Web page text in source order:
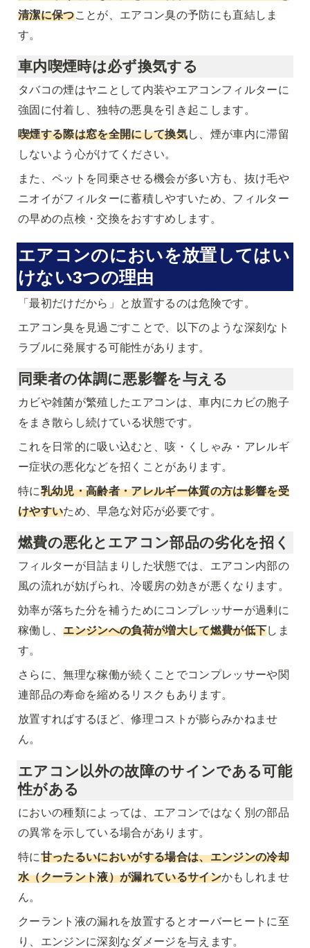
清潔に保つことが、エアコン臭の予防にも直結しま
す。
車内喫煙時は必ず換気する
タバコの煙はヤニとして内装やエアコンフィルターに
強固に付着し、独特の悪臭を引き起こします。
喫煙する際は窓を全開にして換気し、煙が車内に滞留
しないよう心がけてください。
また、ペットを同乗させる機会が多い方も、抜け毛や
ニオイがフィルターに蓄積しやすいため、フィルター
の早めの点検・交換をおすすめします。
エアコンのにおいを放置してはい
けない3つの理由
「最初だけだから」と放置するのは危険です。
エアコン臭を見過ごすことで、以下のような深刻なト
ラブルに発展する可能性があります。
同乗者の体調に悪影響を与える
カビや雑菌が繁殖したエアコンは、車内にカビの胞子
をまき散らし続けている状態です。
これを日常的に吸い込むと、咳・くしゃみ・アレルギ
ー症状の悪化などを招くことがあります。
特に乳幼児・高齢者・アレルギー体質の方は影響を受
けやすいため、早急な対応が必要です。
燃費の悪化とエアコン部品の劣化を招く
フィルターが目詰まりした状態では、エアコン内部の
風の流れが妨げられ、冷暖房の効きが悪くなります。
効率が落ちた分を補うためにコンプレッサーが過剰に
稼働し、エンジンへの負荷が増大して燃費が低下しま
す。
さらに、無理な稼働が続くことでコンプレッサーや関
連部品の寿命を縮めるリスクもあります。
放置すればするほど、修理コストが膨らみかねませ
ん。
エアコン以外の故障のサインである可能
性がある
においの種類によっては、エアコンではなく別の部品
の異常を示している場合があります。
特に甘ったるいにおいがする場合は、エンジンの冷却
水（クーラント液）が漏れているサインかもしれませ
ん。
クーラント液の漏れを放置するとオーバーヒートに至
り、エンジンに深刻なダメージを与えます。